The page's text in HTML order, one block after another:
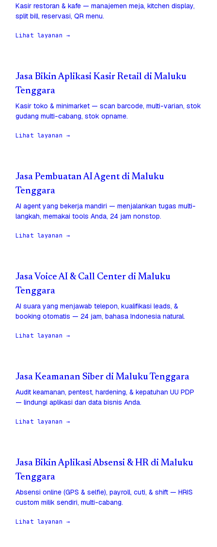
Kasir restoran & kafe — manajemen meja, kitchen display,
split bill, reservasi, QR menu.
Lihat layanan →
Jasa Bikin Aplikasi Kasir Retail di Maluku
Tenggara
Kasir toko & minimarket — scan barcode, multi-varian, stok
gudang multi-cabang, stok opname.
Lihat layanan →
Jasa Pembuatan AI Agent di Maluku
Tenggara
AI agent yang bekerja mandiri — menjalankan tugas multi-
langkah, memakai tools Anda, 24 jam nonstop.
Lihat layanan →
Jasa Voice AI & Call Center di Maluku
Tenggara
AI suara yang menjawab telepon, kualifikasi leads, &
booking otomatis — 24 jam, bahasa Indonesia natural.
Lihat layanan →
Jasa Keamanan Siber di Maluku Tenggara
Audit keamanan, pentest, hardening, & kepatuhan UU PDP
— lindungi aplikasi dan data bisnis Anda.
Lihat layanan →
Jasa Bikin Aplikasi Absensi & HR di Maluku
Tenggara
Absensi online (GPS & selfie), payroll, cuti, & shift — HRIS
custom milik sendiri, multi-cabang.
Lihat layanan →